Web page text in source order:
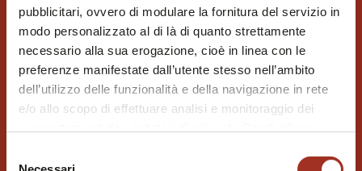
pubblicitari, ovvero di modulare la fornitura del servizio in
modo personalizzato al di là di quanto strettamente
necessario alla sua erogazione, cioè in linea con le
preferenze manifestate dall’utente stesso nell’ambito
dell’utilizzo delle funzionalità e della navigazione in rete
e/o allo scopo di effettuare analisi e monitoraggio dei
nostro sito, con i nostri partner che si occupano di analisi